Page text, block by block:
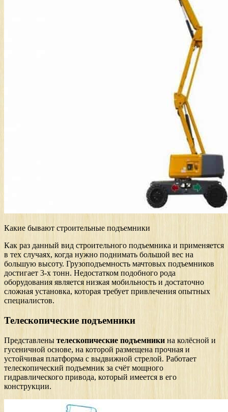
Какие бывают строительные подъемники
Как раз данный вид строительного подъемника и применяется
в тех случаях, когда нужно поднимать большой вес на
большую высоту. Грузоподъемность мачтовых подъемников
достигает 3-х тонн. Недостатком подобного рода
оборудования является низкая мобильность и достаточно
сложная установка, которая требует привлечения опытных
специалистов.
Телескопические подъемники
Представлены телескопические подъемники на колёсной и
гусеничной основе, на которой размещена прочная и
устойчивая платформа с выдвижной стрелой. Работает
телескопический подъемник за счёт мощного
гидравлического привода, который имеется в его
конструкции.